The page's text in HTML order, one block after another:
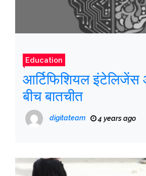
Education
आर्टिफिशियल इंटेलिजेंस
बीच बातचीत
digitateam 4 years ago